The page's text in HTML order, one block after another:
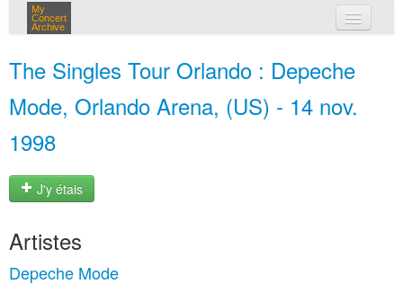
My
Concert
Archive
The Singles Tour Orlando : Depeche
Mode, Orlando Arena, (US) - 14 nov.
1998
J'y étais
Artistes
Depeche Mode